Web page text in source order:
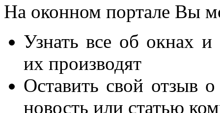
На оконном портале Вы
Узнать все об окнах и
их производят
Оставить свой отзыв
новость или статью